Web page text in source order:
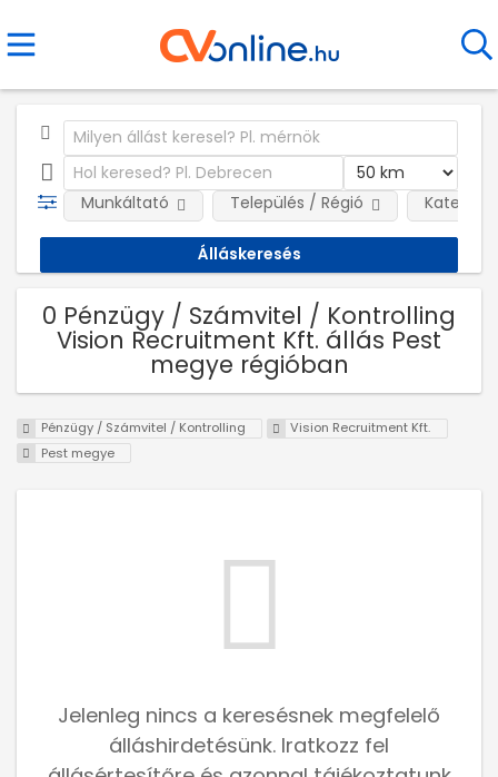
Munkáltató Település / Régió
0 Pénzügy / Számvitel / Kontrolling
Vision Recruitment Kft. állás Pest
megye régióban
Pénzügy / Számvitel / Kontrolling
Vision Recruitment Kft.
Pest megye
Jelenleg nincs a keresésnek megfelelő
álláshirdetésünk. Iratkozz fel